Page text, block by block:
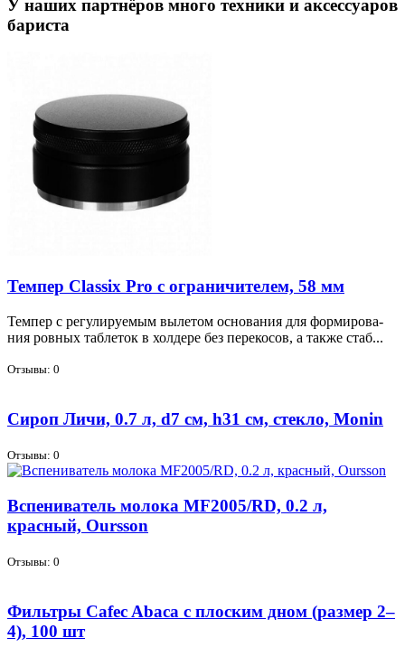
У наших партнёров много техники и аксессуаров
бариста
Темпер Classix Pro с ограничителем, 58 мм
Тем­пер с ре­гу­ли­ру­е­мым вы­ле­том ос­но­ва­ния для фор­ми­ро­ва­
ния ров­ных таб­ле­ток в хол­де­ре без пе­ре­ко­сов, а так­же стаб...
Отзывы: 0
Сироп Личи, 0.7 л, d7 см, h31 см, стекло, Monin
Отзывы: 0
Вспениватель молока MF2005/RD, 0.2 л,
красный, Oursson
Отзывы: 0
Фильтры Cafec Abaca с плоским дном (размер 2–
4), 100 шт